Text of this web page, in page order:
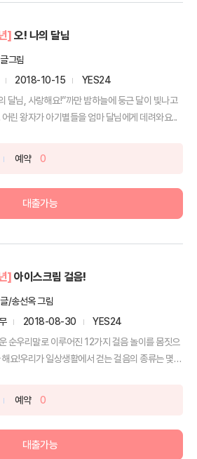
] 오! 나의 달님
그림
2018-10-15
YES24
달님, 사랑해요!”까만 밤하늘에 둥근 달이 빛나고
어린 왕자가 아기별들을 엄마 달님에게 데려와요...
예약 0
대출가능
] 아이스크림 걸음!
/송선옥 그림
2018-08-30
YES24
순우리말로 이루어진 12가지 걸음 놀이를 몸짓으
해요!우리가 일상생활에서 걷는 걸음의 종류는 몇
예약 0
대출가능